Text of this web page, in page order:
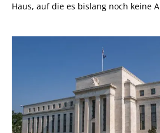
Haus, auf die es bislang noch keine